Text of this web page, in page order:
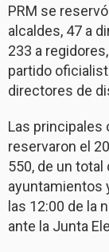
PRM se
alcaldes, 47 a
233 a
partido
directores de
Las principales
reservaron el
550, de un
ayuntamientos
las 12:00 de la
ante la Junta